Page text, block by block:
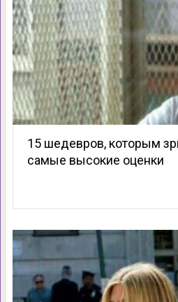
15 шедевров, которым
самые высокие оценки